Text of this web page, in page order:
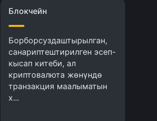
Блокчейн
Борборсуздаштырылган,
санариптештирилген эсеп-
кысап китеби, ал
криптовалюта жөнүндө
транзакция маалыматын
х...